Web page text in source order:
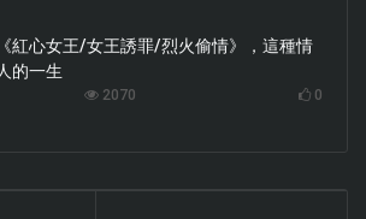
紅心女王/女王誘罪/烈火偷情》，這種情
的一生
2070 0